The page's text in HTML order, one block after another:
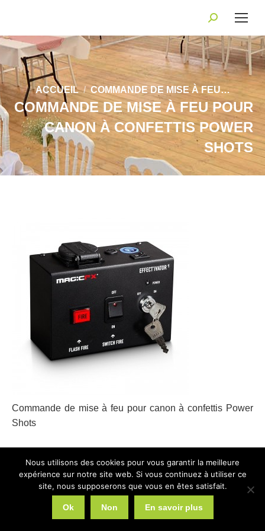
Recherche
:
Vous êtes ici :
ACCUEIL COMMANDE DE MISE À FEU…
COMMANDE DE MISE À FEU POUR
CANON À CONFETTIS POWER
SHOTS
Commande de mise à feu pour canon à confettis Power
Shots
2026 © Web Communication
Nous utilisons des cookies pour vous garantir la meilleure
expérience sur notre site web. Si vous continuez à utiliser ce
site, nous supposerons que vous en êtes satisfait.
Ok Non En savoir plus